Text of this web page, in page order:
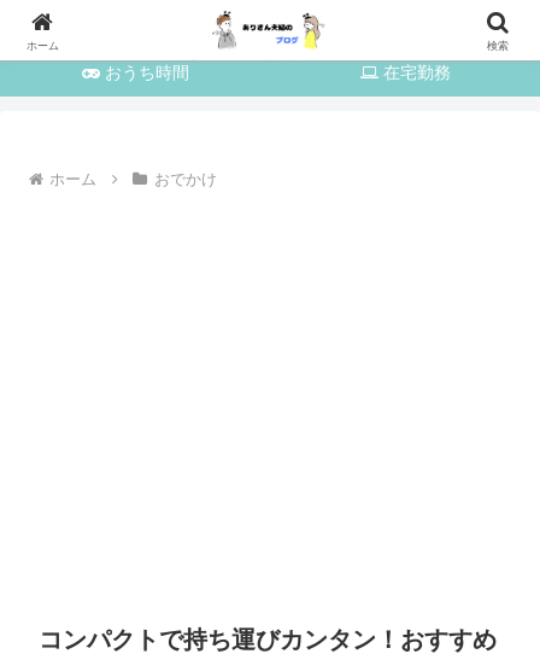
おうち時間 在宅勤務
ホーム おでかけ
コンパクトで持ち運びカンタン！おすすめ
ホーム 検索